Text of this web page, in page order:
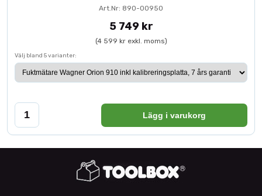
Art.Nr: 890-00950
5 749 kr
(4 599 kr exkl. moms)
Välj bland 5 varianter:
Lägg i varukorg